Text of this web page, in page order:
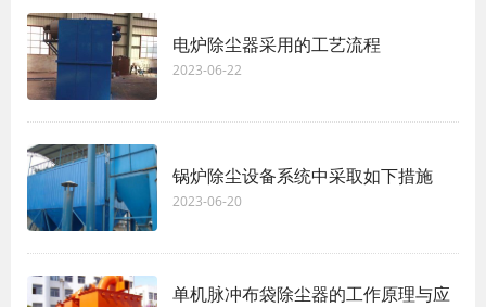
电炉除尘器采用的工艺流程
2023-06-22
锅炉除尘设备系统中采取如下措施
2023-06-20
单机脉冲布袋除尘器的工作原理与应